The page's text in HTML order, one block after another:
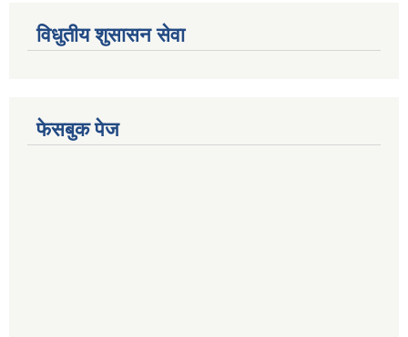
विधुतीय शुसासन सेवा
फेसबुक पेज